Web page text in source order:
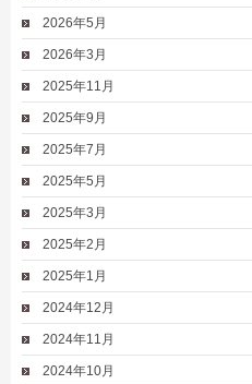
2026年5月
2026年3月
2025年11月
2025年9月
2025年7月
2025年5月
2025年3月
2025年2月
2025年1月
2024年12月
2024年11月
2024年10月